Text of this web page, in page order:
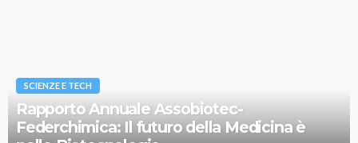
SCIENZE E TECH
Rapporto Annuale Assobiotec-
Federchimica: Il futuro della Medicina è